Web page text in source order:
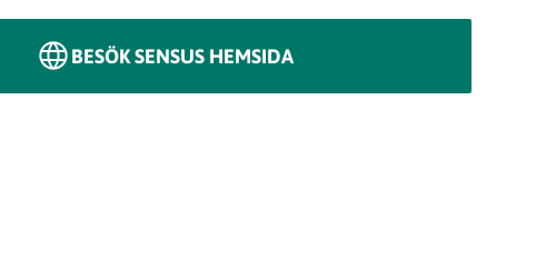
BESÖK SENSUS HEMSIDA